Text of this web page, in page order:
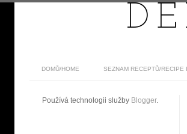
DOMŮ/HOME SEZNAM RECEPTŮ/RECIPE
Používá technologii služby Blogger.